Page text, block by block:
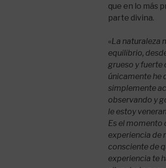
que en lo más
parte divina.
«La naturaleza
equilibrio,
grueso y fuerte
únicamente he
simplemente
observando y
le estoy
Es el momento
experiencia de
consciente de
experiencia te